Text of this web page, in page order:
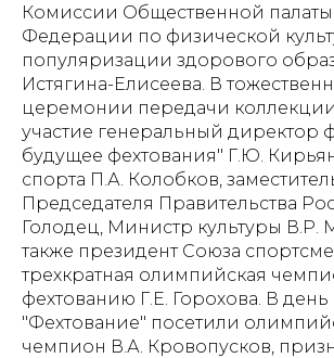
Комиссии Общественной
Федерации по физической
популяризации здорового
Истягина-Елисеева. В
церемонии передачи
участие генеральный директор
будущее фехтования" Г.Ю.
спорта П.А. Колобков,
Председателя Правительства
Голодец, Министр культуры В.Р.
также президент Союза
трехкратная олимпийская
фехтованию Г.Е. Горохова. В день
"Фехтование" посетили
чемпион В.А. Кровопусков,